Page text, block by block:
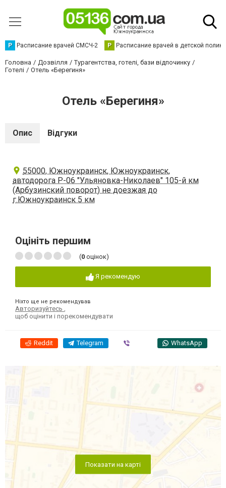
Р Расписание врачей СМСЧ-2 Р Расписание врачей в детской
Головна Дозвілля
Турагентства, готелі, бази відпочинку
Готелі
Отель «Берегиня»
Отель «Берегиня»
Опис Відгуки
55000, Южноукраинск, Южноукраинск,
автодорога Р-06 "Ульяновка-Николаев" 105-й км
(Арбузинский поворот) не доезжая до
г.Южноукраинск 5 км
Оцініть першим
(0 оцінок)
Я рекомендую
Ніхто ще не рекомендував
Авторизуйтесь
щоб оцінити і порекомендувати
Reddit Telegram WhatsApp
Показати на карті